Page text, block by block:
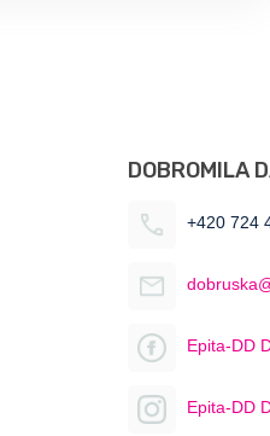
DOBROMILA
+420 724
Epita-DD
Epita-DD